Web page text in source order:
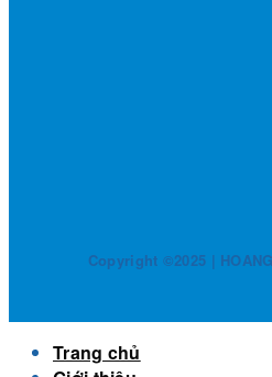
Copyright ©2025 |
Trang chủ